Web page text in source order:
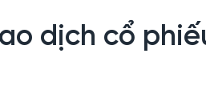
dịch cổ